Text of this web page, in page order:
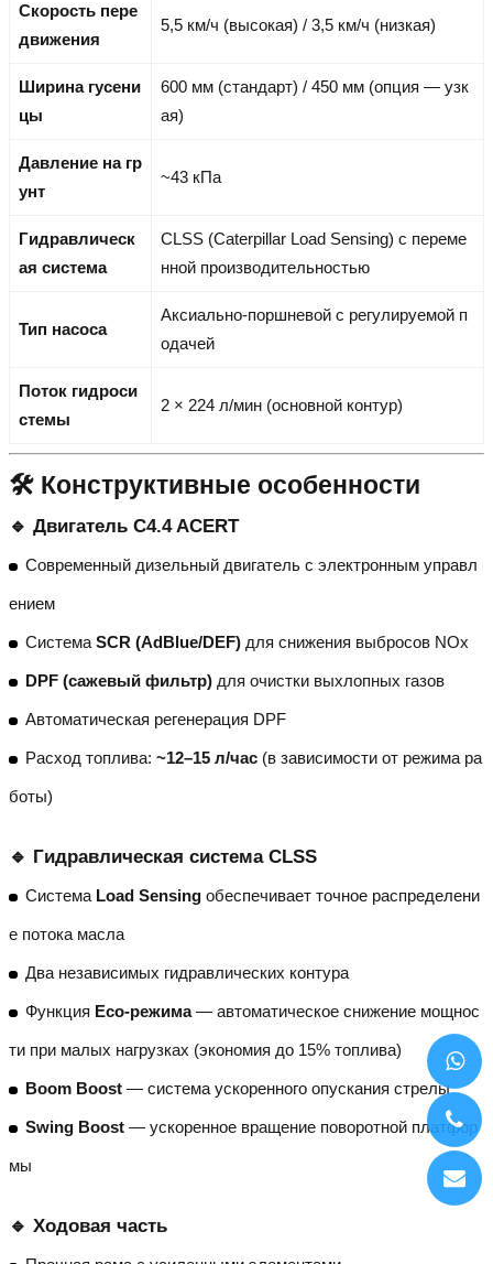
Скорость пере
движения
5,5 км/ч (высокая) / 3,5 км/ч (низкая)
Ширина гусени
цы
600 мм (стандарт) / 450 мм (опция — узк
ая)
Давление на гр
унт
~43 кПа
Гидравлическ
ая система
CLSS (Caterpillar Load Sensing) с переме
нной производительностью
Тип насоса
Аксиально-поршневой с регулируемой п
одачей
Поток гидроси
стемы
2 × 224 л/мин (основной контур)
🛠️ Конструктивные особенности
🔹 Двигатель C4.4 ACERT
Современный дизельный двигатель с электронным управл
ением
Система SCR (AdBlue/DEF) для снижения выбросов NOx
DPF (сажевый фильтр) для очистки выхлопных газов
Автоматическая регенерация DPF
Расход топлива: ~12–15 л/час (в зависимости от режима ра
боты)
🔹 Гидравлическая система CLSS
Система Load Sensing обеспечивает точное распределени
е потока масла
Два независимых гидравлических контура
Функция Eco-режима— автоматическое снижение мощнос
ти при малых нагрузках (экономия до 15% топлива)
Boom Boost — система ускоренного опускания стрелы
Swing Boost — ускоренное вращение поворотной платфор
мы
🔹 Ходовая часть